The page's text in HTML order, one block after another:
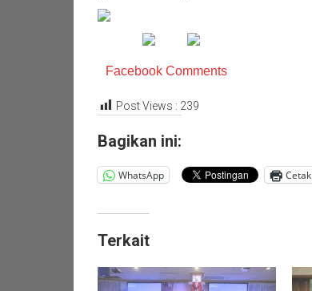
Facebook Comments
Post Views : 239
Bagikan ini:
WhatsApp Cetak
Terkait